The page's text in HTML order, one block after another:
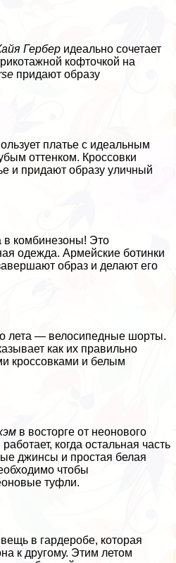
Гербер идеально сочетает
кофточкой на
придают образу
платье с идеальным
оттенком. Кроссовки
и придают образу уличный
в комбинезоны! Это
одежда. Армейские ботинки
образ и делают его
лета — велосипедные шорты.
как их правильно
кроссовками и белым
в восторге от неонового
когда остальная часть
джинсы и простая белая
чтобы
туфли.
в гардеробе, которая
к другому. Этим летом